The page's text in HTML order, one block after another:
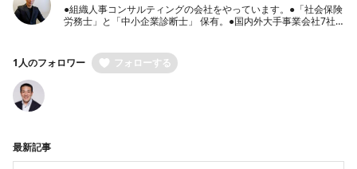
●組織人事コンサルティングの会社をやっています。●「社会保険
労務士」と「中小企業診断士」 保有。●国内外大手事業会社7社
ップ支援
1人のフォロワー フォローする
最新記事